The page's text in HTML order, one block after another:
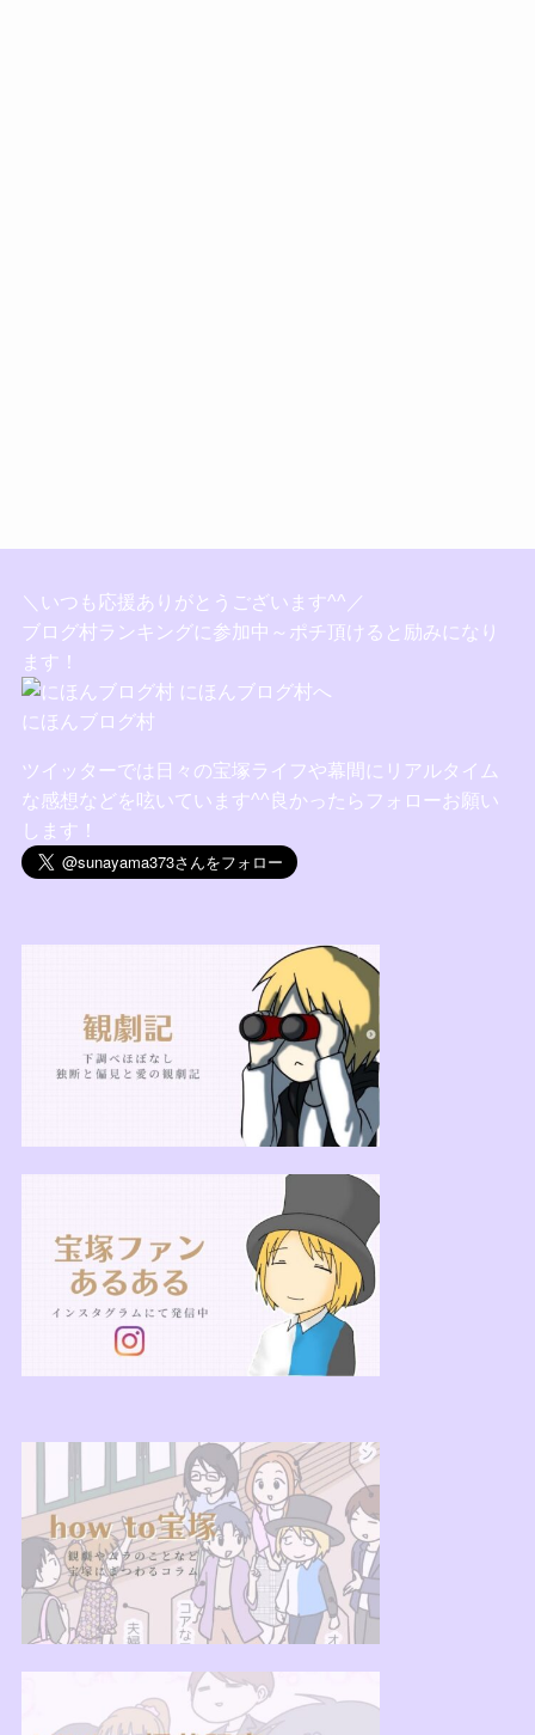
＼いつも応援ありがとうございます^^／
ブログ村ランキングに参加中～ポチ頂けると励みになり
ます！
にほんブログ村
ツイッターでは日々の宝塚ライフや幕間にリアルタイム
な感想などを呟いています^^良かったらフォローお願い
します！